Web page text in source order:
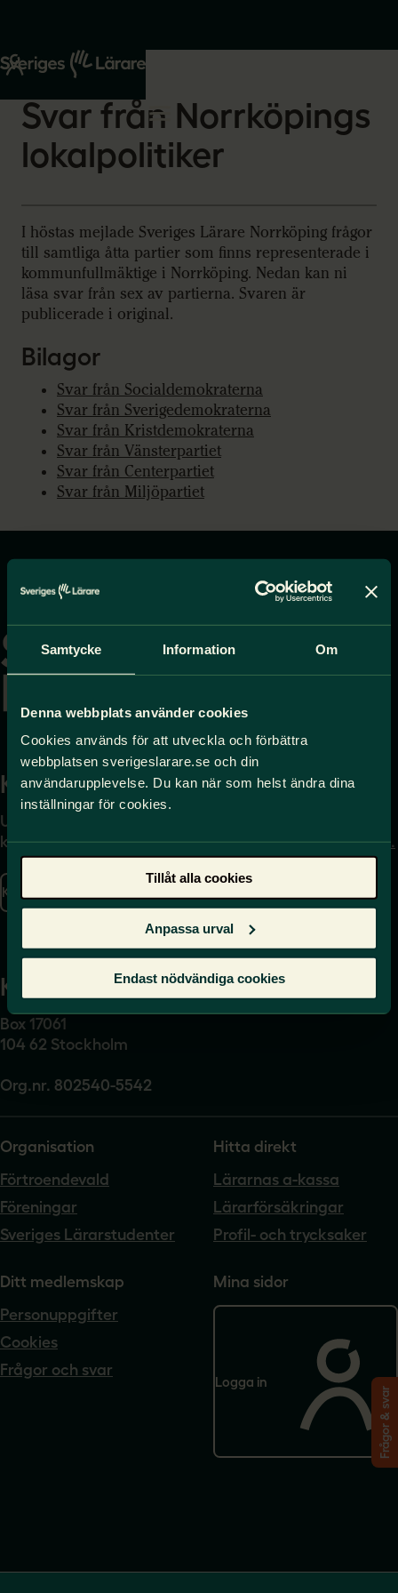
Samtycke Information Om
Denna webbplats använder cookies
Cookies används för att utveckla och förbättra
webbplatsen sverigeslarare.se och din
användarupplevelse. Du kan när som helst ändra dina
inställningar för cookies.
Tillåt alla cookies
Anpassa urval
Endast nödvändiga cookies
Start
Om oss
2026-01-13
Svar från Norrköpings
lokalpolitiker
I höstas mejlade Sveriges Lärare Norrköping frågor
till samtliga åtta partier som finns representerade i
kommunfullmäktige i Norrköping. Nedan kan ni
läsa svar från sex av partierna. Svaren är
publicerade i original.
Bilagor
Svar från Socialdemokraterna
Svar från Sverigedemokraterna
Svar från Kristdemokraterna
Svar från Vänsterpartiet
Svar från Centerpartiet
Svar från Miljöpartiet
startsidan
Kontakta
Uppgifter om hur du
kontaktar oss finns här.
Kontakta oss
Press
på press@sverigeslarare.
se
Presskontakt
Kansli
Box 17061
104 62 Stockholm
Org.nr. 802540-5542
Organisation
Förtroendevald
Föreningar
Sveriges Lärarstudenter
Hitta direkt
Lärarnas a-kassa
Lärarförsäkringar
Profil- och trycksaker
Ditt medlemskap
Personuppgifter
Cookies
Frågor och svar
Mina sidor
Logga in
Frågor & svar